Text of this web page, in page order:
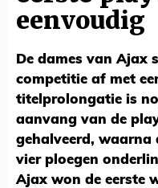
eenvoudig
De dames van Ajax
competitie af met
titelprolongatie is
aanvang van de
gehalveerd, waarna
vier ploegen
Ajax won de eerste